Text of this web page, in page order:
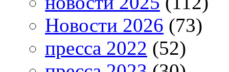
Новости 2026 (73)
пресса 2022 (52)